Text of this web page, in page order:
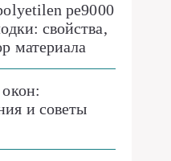
pe9000
свойства,
материала
и советы